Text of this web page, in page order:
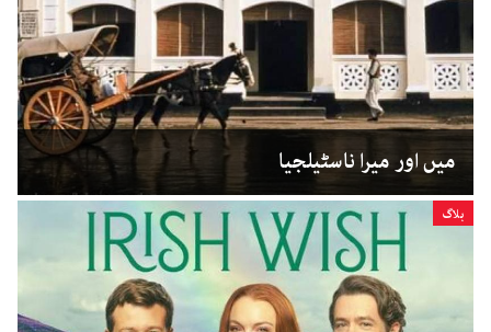
میں اور میرا ناسٹیلجیا
بلاگ